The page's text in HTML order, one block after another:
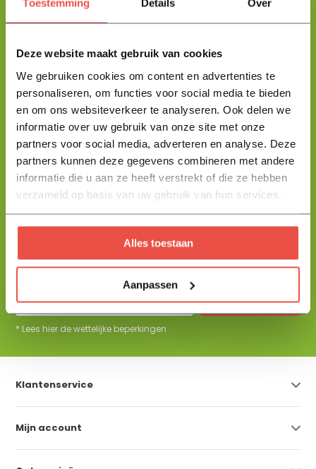
Toestemming Details Over
Deze website maakt gebruik van cookies
We gebruiken cookies om content en advertenties te
personaliseren, om functies voor social media te bieden
en om ons websiteverkeer te analyseren. Ook delen we
informatie over uw gebruik van onze site met onze
partners voor social media, adverteren en analyse. Deze
partners kunnen deze gegevens combineren met andere
informatie die u aan ze heeft verstrekt of die ze hebben
verzameld op basis van uw gebruik van hun services.
Alles toestaan
Aanpassen
Floris helpt je graag
Stuur mij een berichtje en ik help je jouw product uit te zoeken
en vertel je alles wat je moet weten.
Help mij kiezen
+31 344 23 44 64
info@flowbo.nl
De beste tuininspiraties per mail
ontvangen?
Abonneer
* Lees hier de wettelijke beperkingen
Klantenservice
Mijn account